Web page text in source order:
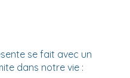
se fait avec un
dans notre vie :